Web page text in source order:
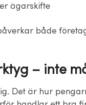
ägarskifte
både
– inte
Det är hur